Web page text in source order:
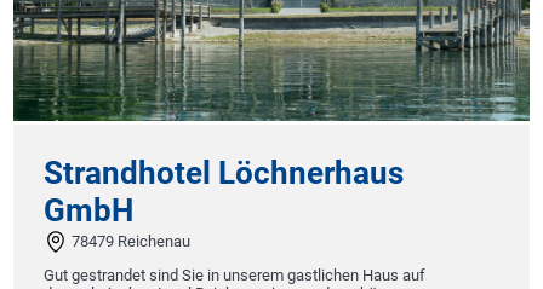
Strandhotel Löchnerhaus
GmbH
78479 Reichenau
Gut gestrandet sind Sie in unserem gastlichen Haus auf